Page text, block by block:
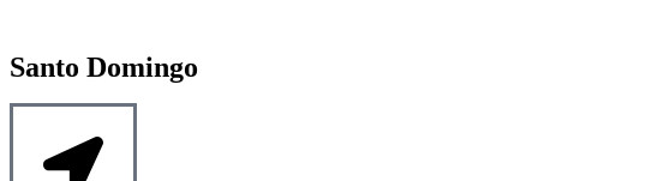
Santo Domingo